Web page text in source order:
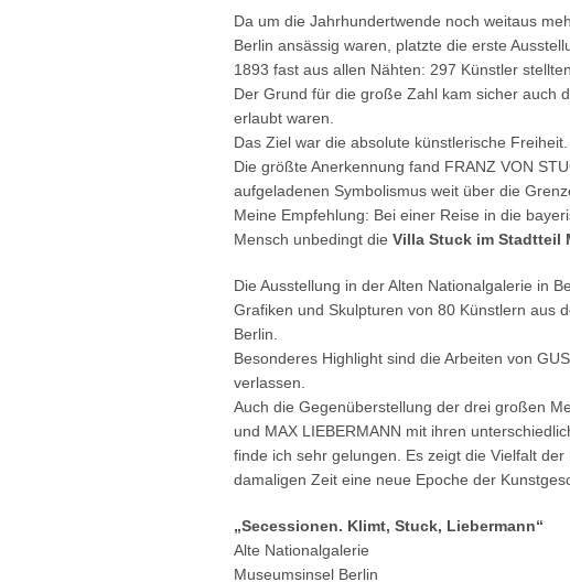
Da um die Jahrhundertwende noch weitaus
Berlin ansässig waren, platzte die erste
1893 fast aus allen Nähten: 297 Künstler
Der Grund für die große Zahl kam sicher auch
erlaubt waren.
Das Ziel war die absolute künstlerische Freiheit.
Die größte Anerkennung fand FRANZ VON
aufgeladenen Symbolismus weit über die
Meine Empfehlung: Bei einer Reise in die
Mensch unbedingt die Villa Stuck im Stadtteil
Die Ausstellung in der Alten Nationalgalerie in
Grafiken und Skulpturen von 80 Künstlern aus
Berlin.
Besonderes Highlight sind die Arbeiten von
verlassen.
Auch die Gegenüberstellung der drei großen
und MAX LIEBERMANN mit ihren
finde ich sehr gelungen. Es zeigt die Vielfalt
damaligen Zeit eine neue Epoche der
„Secessionen. Klimt, Stuck, Liebermann“
Alte Nationalgalerie
Museumsinsel Berlin